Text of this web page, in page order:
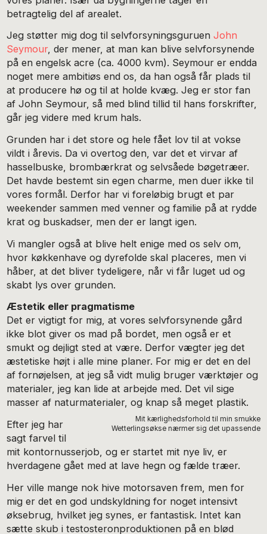
betragtelig del af arealet.
Jeg støtter mig dog til selvforsyningsguruenJohn
Seymour, der mener, at man kan blive selvforsynende
på en engelsk acre (ca. 4000 kvm). Seymour er endda
noget mere ambitiøs end os, da han også får plads til
at producere hø og til at holde kvæg. Jeg er stor fan
af John Seymour, så med blind tillid til hans forskrifter,
går jeg videre med krum hals.
Grunden har i det store og hele fået lov til at vokse
vildt i årevis. Da vi overtog den, var det et virvar af
hasselbuske, brombærkrat og selvsåede bøgetræer.
Det havde bestemt sin egen charme, men duer ikke til
vores formål. Derfor har vi foreløbig brugt et par
weekender sammen med venner og familie på at rydde
krat og buskadser, men der er langt igen.
Vi mangler også at blive helt enige med os selv om,
hvor køkkenhave og dyrefolde skal placeres, men vi
håber, at det bliver tydeligere, når vi får luget ud og
skabt lys over grunden.
Æstetik eller pragmatisme
Det er vigtigt for mig, at vores selvforsynende gård
ikke blot giver os mad på bordet, men også er et
smukt og dejligt sted at være. Derfor vægter jeg det
æstetiske højt i alle mine planer. For mig er det en del
af fornøjelsen, at jeg så vidt mulig bruger værktøjer og
materialer, jeg kan lide at arbejde med. Det vil sige
masser af naturmaterialer, og knap så meget plastik.
Mit kærlighedsforhold til min smukke
Wetterlingsøkse nærmer sig det upassende
Efter jeg har
sagt farvel til
mit kontornusserjob, og er startet mit nye liv, er
hverdagene gået med at lave hegn og fælde træer.
Her ville mange nok hive motorsaven frem, men for
mig er det en god undskyldning for noget intensivt
øksebrug, hvilket jeg synes, er fantastisk. Intet kan
sætte skub i testosteronproduktionen på en blød